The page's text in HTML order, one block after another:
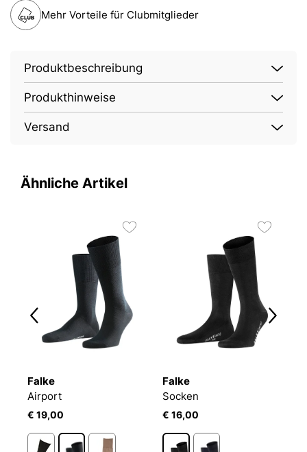
Mehr Vorteile für Clubmitglieder
Produktbeschreibung
Produkthinweise
Versand
Ähnliche Artikel
Falke
Airport
€ 19,00
Falke
Socken
€ 16,00